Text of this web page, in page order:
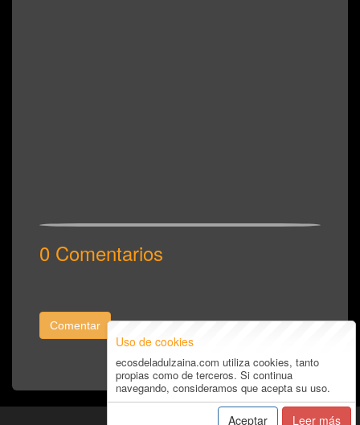
0 Comentarios
Comentar
Uso de cookies
ecosdeladulzaina.com utiliza cookies, tanto
propias como de terceros. Si continua
navegando, consideramos que acepta su uso.
Aceptar Leer más